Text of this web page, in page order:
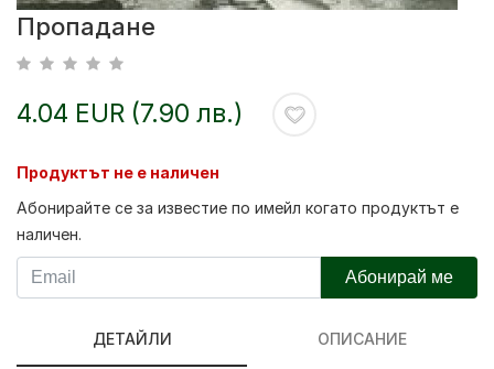
Пропадане
4.04 EUR (7.90 лв.)
Продуктът не е наличен
Абонирайте се за известие по имейл когато продуктът е
наличен.
Абонирай ме
ДЕТАЙЛИ ОПИСАНИЕ